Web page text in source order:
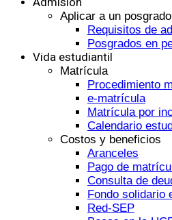
Aplicar a un posgrado
Requisitos de
Posgrados en
Vida estudiantil
Matrícula
Procedimiento
e-matrícula
Matrícula por
Calendario
Costos y beneficios
Aranceles
Pago de
Consulta de
Fondo solidario
Red-SEP